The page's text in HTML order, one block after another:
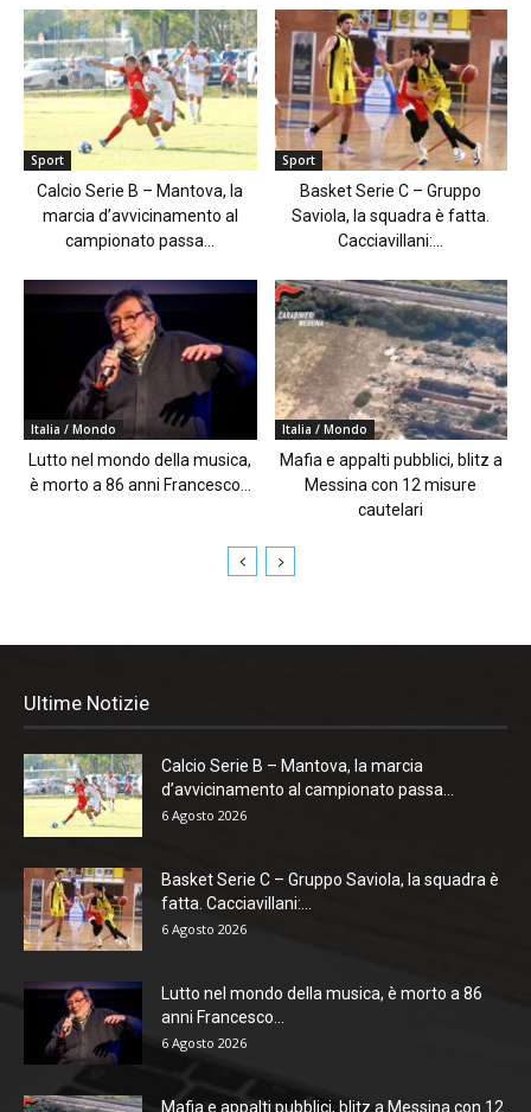
Sport
Calcio Serie B – Mantova, la
marcia d’avvicinamento al
campionato passa...
Sport
Basket Serie C – Gruppo
Saviola, la squadra è fatta.
Cacciavillani:...
Italia / Mondo
Lutto nel mondo della musica,
è morto a 86 anni Francesco...
Italia / Mondo
Mafia e appalti pubblici, blitz a
Messina con 12 misure
cautelari
Ultime Notizie
Calcio Serie B – Mantova, la marcia
d’avvicinamento al campionato passa...
6 Agosto 2026
Basket Serie C – Gruppo Saviola, la squadra è
fatta. Cacciavillani:...
6 Agosto 2026
Lutto nel mondo della musica, è morto a 86
anni Francesco...
6 Agosto 2026
Mafia e appalti pubblici, blitz a Messina con 12